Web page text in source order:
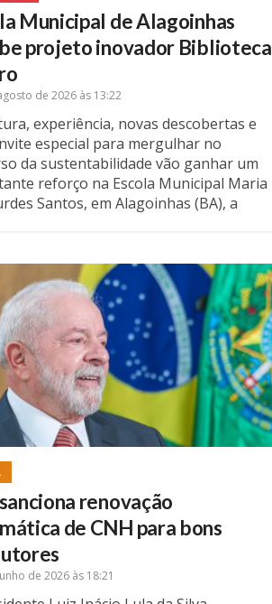
Municipal de Alagoinhas
projeto inovador Biblioteca
de 2026 às 13:22
experiência, novas descobertas e
especial para mergulhar no
da sustentabilidade vão ganhar um
reforço na Escola Municipal Maria
Santos, em Alagoinhas (BA), a
renovação
de CNH para bons
de 2026 às 18:21